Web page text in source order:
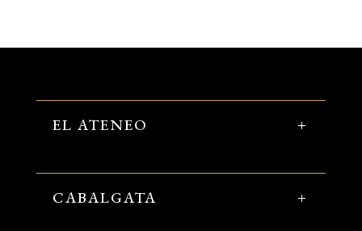
EL ATENEO
CABALGATA